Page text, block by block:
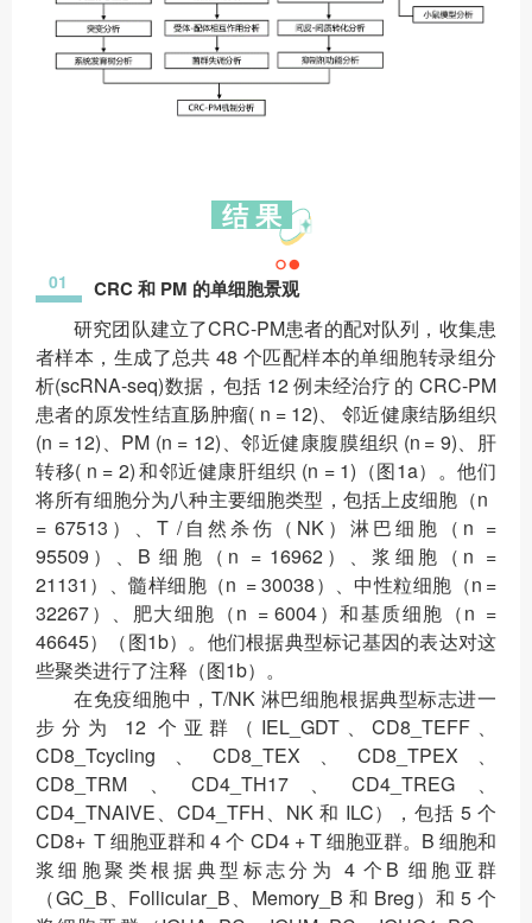
结 果
01 CRC 和 PM 的单细胞景观
研究团队建立了CRC-PM患者的配对队列，收集患
者样本，生成了总共 48 个匹配样本的单细胞转录组分
析(scRNA-seq)数据，包括 12 例未经治疗 的 CRC-PM
患者的原发性结直肠肿瘤( n = 12)、 邻近健康结肠组织
(n = 12)、PM (n = 12)、邻近健康腹膜组织 (n = 9)、肝
转移( n = 2) 和邻近健康肝组织 (n = 1)（图1a）。他们
将所有细胞分为八种主要细胞类型，包括上皮细胞（n
= 67513）、T /自然杀伤（NK）淋巴细胞（n =
95509）、B 细胞（n = 16962）、浆细胞（n =
21131）、髓样细胞（n = 30038）、中性粒细胞（n =
32267）、肥大细胞（n = 6004）和基质细胞（n =
46645）（图1b）。他们根据典型标记基因的表达对这
些聚类进行了注释（图1b）。
在免疫细胞中，T/NK 淋巴细胞根据典型标志进一
步分为 12 个亚群（IEL_GDT、CD8_TEFF、
CD8_Tcycling、CD8_TEX、CD8_TPEX、
CD8_TRM、CD4_TH17、CD4_TREG、
CD4_TNAIVE、CD4_TFH、NK 和 ILC），包括 5 个
CD8+ T 细胞亚群和 4 个 CD4 + T 细胞亚群。B 细胞和
浆细胞聚类根据典型标志分为 4 个B 细胞亚群
（GC_B、Follicular_B、Memory_B 和 Breg）和 5 个